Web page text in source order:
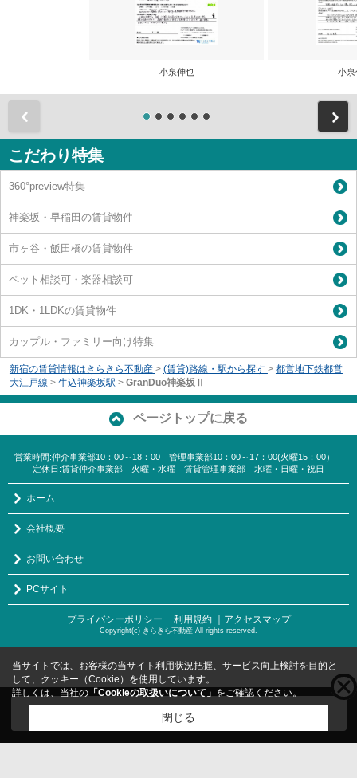
小泉伸也 小泉
こだわり特集
360°preview特集
神楽坂・早稲田の賃貸物件
市ヶ谷・飯田橋の賃貸物件
ペット相談可・楽器相談可
1DK・1LDKの賃貸物件
カップル・ファミリー向け特集
新宿の賃貸情報はきらきら不動産 > (賃貸)路線・駅から探す > 都営地下鉄都営
大江戸線 > 牛込神楽坂駅 > GranDuo神楽坂Ⅱ
ページトップに戻る
営業時間:仲介事業部10：00～18：00 管理事業部10：00～17：00(火曜15：00）
定休日:賃貸仲介事業部 火曜・水曜 賃貸管理事業部 水曜・日曜・祝日
ホーム
会社概要
お問い合わせ
PCサイト
プライバシーポリシー 利用規約 ｜アクセスマップ
Copyright(c) きらきら不動産 All rights reserved.
こちらの物件をご覧の方にお勧めな物件
当サイトでは、お客様の当サイト利用状況把握、サービス向上検討を目的と
して、クッキー（Cookie）を使用しています。
詳しくは、当社の 「Cookieの取扱いについて」 をご確認ください。
閉じる